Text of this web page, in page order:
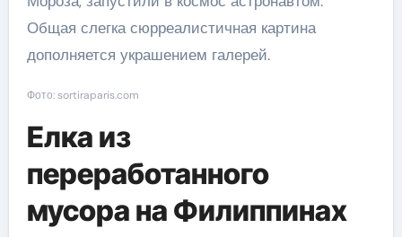
Общая слегка сюрреалистичная картина
дополняется украшением галерей.
Фото: sortiraparis.com
Елка из
переработанного
мусора на Филиппинах